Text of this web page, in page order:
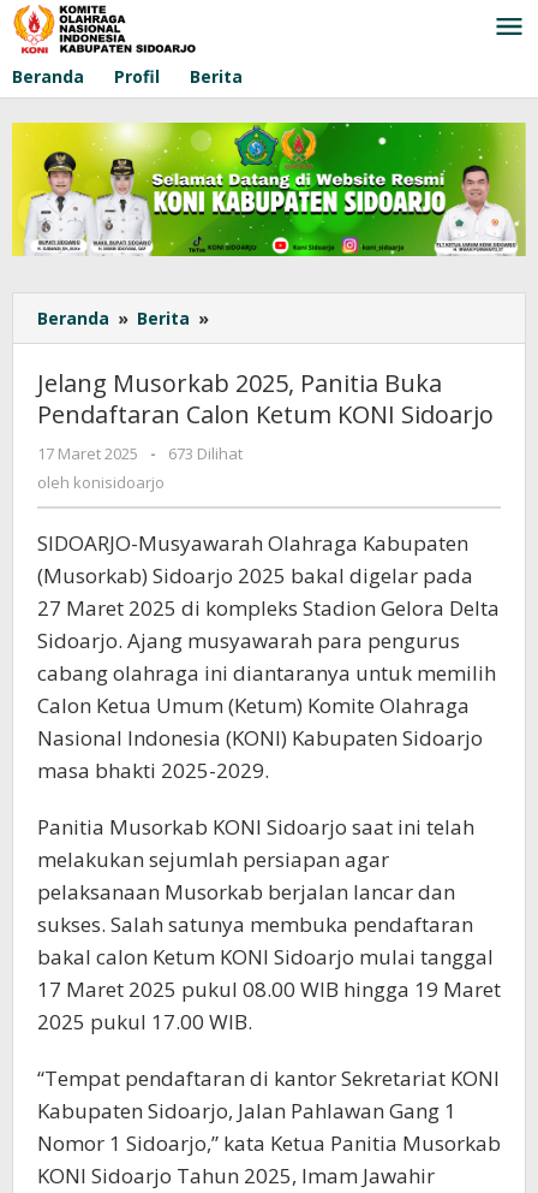
Lewati
ke
Beranda Profil Berita
Beranda » Berita »
Musorkab
2025,
Panitia
Buka
Pendaftaran
Sidoarjo
Jelang Musorkab 2025, Panitia Buka
Pendaftaran Calon Ketum KONI Sidoarjo
17 Maret 2025
oleh
konisidoarjo
-
673 Dilihat
oleh konisidoarjo
SIDOARJO-Musyawarah Olahraga Kabupaten
(Musorkab) Sidoarjo 2025 bakal digelar pada
27 Maret 2025 di kompleks Stadion Gelora Delta
Sidoarjo. Ajang musyawarah para pengurus
cabang olahraga ini diantaranya untuk memilih
Calon Ketua Umum (Ketum) Komite Olahraga
Nasional Indonesia (KONI) Kabupaten Sidoarjo
masa bhakti 2025-2029.
Panitia Musorkab KONI Sidoarjo saat ini telah
melakukan sejumlah persiapan agar
pelaksanaan Musorkab berjalan lancar dan
sukses. Salah satunya membuka pendaftaran
bakal calon Ketum KONI Sidoarjo mulai tanggal
17 Maret 2025 pukul 08.00 WIB hingga 19 Maret
2025 pukul 17.00 WIB.
“Tempat pendaftaran di kantor Sekretariat KONI
Kabupaten Sidoarjo, Jalan Pahlawan Gang 1
Nomor 1 Sidoarjo,” kata Ketua Panitia Musorkab
KONI Sidoarjo Tahun 2025, Imam Jawahir